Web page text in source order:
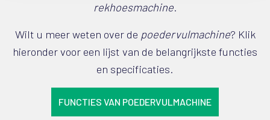
rekhoesmachine.
Wilt u meer weten over de poedervulmachine? Klik
hieronder voor een lijst van de belangrijkste functies
en specificaties.
FUNCTIES VAN POEDERVULMACHINE